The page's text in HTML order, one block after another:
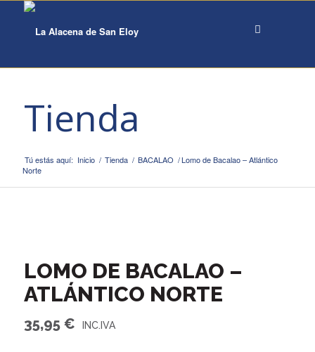
Tienda
Tú estás aquí: Inicio / Tienda / BACALAO /Lomo de Bacalao – Atlántico
Norte
LOMO DE BACALAO –
ATLÁNTICO NORTE
35,95 €